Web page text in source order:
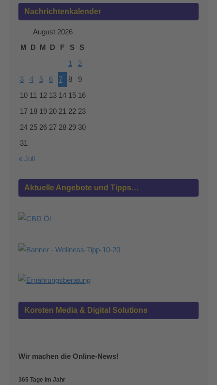
Nachrichtenkalender
August 2026
M
D M D F S S
1 2
3 4 5 6 7 8 9
10 11 12 13 14 15 16
17 18 19 20 21 22 23
24 25 26 27 28 29 30
31
« Juli
Aktuelle Angebote und Tipps…
Korsten Media & Digital Solutions
Wir machen die Online-News!
365 Tage im Jahr